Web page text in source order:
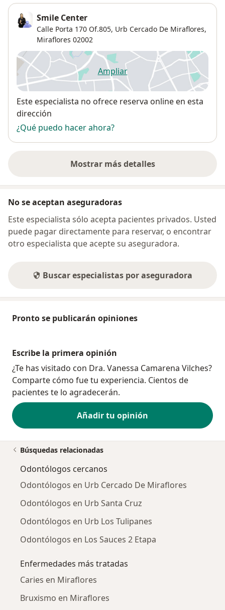
Smile Center
Calle Porta 170 Of.805, Urb Cercado De Miraflores,
Miraflores 02002
Ampliarse abre en una nueva
Disponibilidad
Este especialista no ofrece reserva online en esta
dirección
¿Qué puedo hacer ahora?
Mostrar más detalles
sobre la dirección
No se aceptan aseguradoras
Este especialista sólo acepta pacientes privados. Usted
puede pagar directamente para reservar, o encontrar
otro especialista que acepte su aseguradora.
Buscar especialistas por aseguradora
Pronto se publicarán opiniones
Escribe la primera opinión
¿Te has visitado con Dra. Vanessa Camarena Vilches?
Comparte cómo fue tu experiencia. Cientos de
pacientes te lo agradecerán.
Añadir tu opinión
Búsquedas relacionadas
Odontólogos cercanos
Odontólogos en Urb Cercado De Miraflores
Odontólogos en Urb Santa Cruz
Odontólogos en Urb Los Tulipanes
Odontólogos en Los Sauces 2 Etapa
Enfermedades más tratadas
Caries en Miraflores
Bruxismo en Miraflores